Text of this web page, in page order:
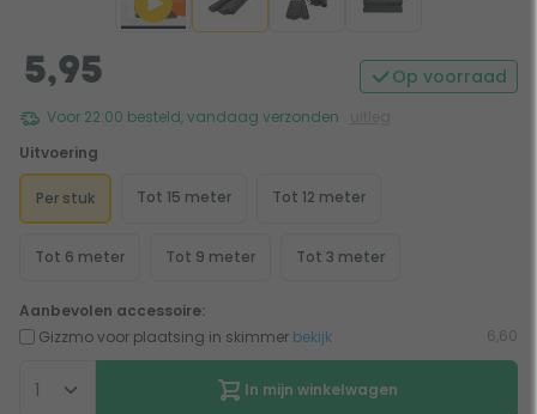
5,95 Op voorraad
Voor 22:00 besteld, vandaag verzonden
Uitvoering
Per stuk Tot 15 meter Tot 12 meter
Tot 6 meter Tot 9 meter Tot 3 meter
Aanbevolen accessoire:
Gizzmo voor plaatsing in skimmer bekijk 6,60
In mijn winkelwagen